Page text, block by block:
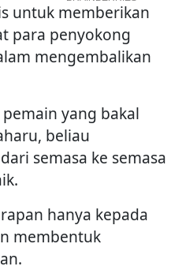
untuk memberikan
para penyokong
mengembalikan
yang bakal
beliau
semasa ke semasa
hanya kepada
membentuk